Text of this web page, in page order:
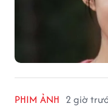
PHIM ẢNH 2 giờ